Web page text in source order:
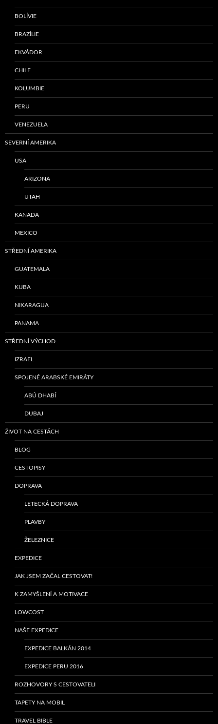
BOLÍVIE
BRAZÍLIE
EKVÁDOR
CHILE
KOLUMBIE
PERU
VENEZUELA
SEVERNÍ AMERIKA
USA
ARIZONA
UTAH
KANADA
MEXICO
STŘEDNÍ AMERIKA
GUATEMALA
KUBA
NIKARAGUA
PANAMA
STŘEDNÍ VÝCHOD
IZRAEL
SPOJENÉ ARABSKÉ EMIRÁTY
ABÚ DHABÍ
DUBAJ
ŽIVOT NA CESTÁCH
BLOG
CESTOPISY
DOPRAVA
LETECKÁ DOPRAVA
PLAVBY
ŽELEZNICE
EXPEDICE
JAK JSEM ZAČAL CESTOVAT!
K ZAMYŠLENÍ A MOTIVACE
LOWCOST
NAŠE EXPEDICE
EXPEDICE BALKÁN 2014
EXPEDICE PERU 2016
ROZHOVORY S CESTOVATELI
TAPETY NA MOBIL
TRAVEL BIBLE